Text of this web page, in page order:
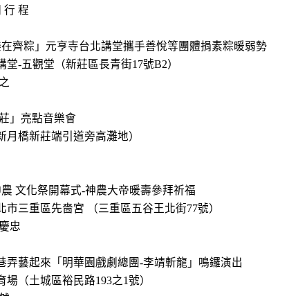
行 程
在齊粽」元亨寺台北講堂攜手善悅等團體捐素粽暖弱勢
堂-五觀堂（新莊區長青街17號B2）
」亮點音樂會
月橋新莊端引道旁高灘地）
農 文化祭開幕式-神農大帝暖壽參拜祈福
市三重區先嗇宮 （三重區五谷王北街77號）
忠
弄藝起來「明華園戲劇總團-李靖斬龍」鳴鑼演出
（土城區裕民路193之1號）